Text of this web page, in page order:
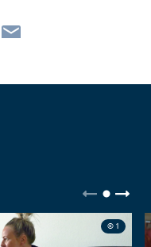
© 1